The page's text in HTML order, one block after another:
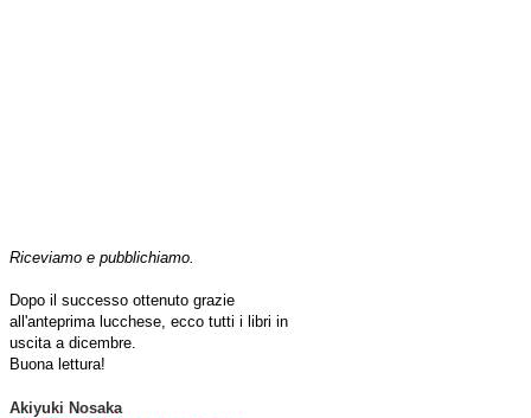
Riceviamo e pubblichiamo.
Dopo il successo ottenuto grazie
all'anteprima lucchese, ecco tutti i libri in
uscita a dicembre.
Buona lettura!
Akiyuki Nosaka